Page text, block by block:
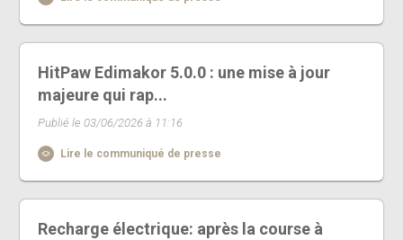
HitPaw Edimakor 5.0.0 : une mise à jour
majeure qui rap...
Publié le 03/06/2026 à 11:16
Lire le communiqué de presse
Recharge électrique: après la course à